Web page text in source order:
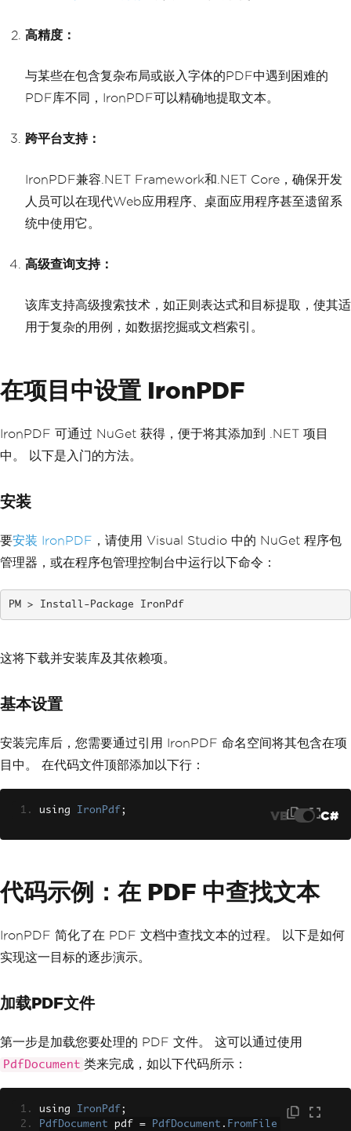
高精度：
与某些在包含复杂布局或嵌入字体的PDF中遇到困难的
PDF库不同，IronPDF可以精确地提取文本。
跨平台支持：
IronPDF兼容.NET Framework和.NET Core，确保开发
人员可以在现代Web应用程序、桌面应用程序甚至遗留系
统中使用它。
高级查询支持：
该库支持高级搜索技术，如正则表达式和目标提取，使其适
用于复杂的用例，如数据挖掘或文档索引。
在项目中设置 IronPDF
IronPDF 可通过 NuGet 获得，便于将其添加到 .NET 项目
中。 以下是入门的方法。
安装
要安装 IronPDF ，请使用 Visual Studio 中的 NuGet 程序包
管理器，或在程序包管理控制台中运行以下命令：
Install-Package IronPdf
这将下载并安装库及其依赖项。
基本设置
安装完库后，您需要通过引用 IronPDF 命名空间将其包含在项
目中。 在代码文件顶部添加以下行：
using IronPdf ; VB C#
代码示例：在 PDF 中查找文本
IronPDF 简化了在 PDF 文档中查找文本的过程。 以下是如何
实现这一目标的逐步演示。
加载PDF文件
第一步是加载您要处理的 PDF 文件。 这可以通过使用
PdfDocument 类来完成，如以下代码所示：
using IronPdf ;
PdfDocument pdf = PdfDocument . FromFile